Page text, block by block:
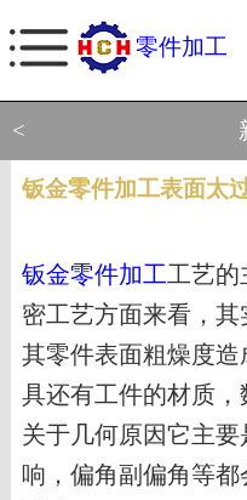
零件加工
<
钣金零件加工表面太
钣金零件加工工艺的
密工艺方面来看，
其零件表面粗燥度
具还有工件的材质，
关于几何原因它主
响，偏角副偏角等